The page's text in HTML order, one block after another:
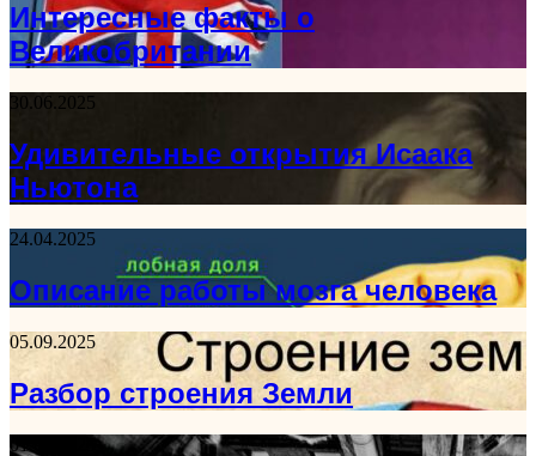
Интересные факты о
Великобритании
30.06.2025
Удивительные открытия Исаака
Ньютона
24.04.2025
Описание работы мозга человека
05.09.2025
Разбор строения Земли
01.08.2025